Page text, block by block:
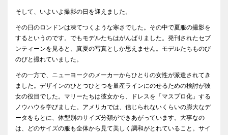
そして、いよいよ撮影の日を迎えました。
その日のロンドンは凍てつくような寒さでした。その中で夏服の撮影を
するというのです。でもモデルたちはがんばりました。発刊されたセブ
ンティーンを見ると、真夏の写真としか思えません。モデルたちものび
のびと撮れていました。
その一方で、ニューヨークのメーカーからひとりの女性が派遣されてき
ました。デザインのひとつひとつを量産ラインにのせるための検討が彼
女の役目でした。マリーたちは彼女から、ドレスを「マスプロ化」する
ノウハウを学びました。アメリカでは、信じられないくらいの膨大なデ
ータをもとに、体型別のサイズ分類ができあがっています。大事なの
は、どのサイズの服も全体から見て美しく調和がとれていること。サイ